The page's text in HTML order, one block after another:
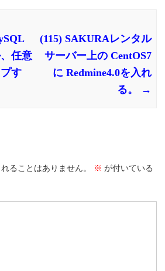
任意
す
(115) SAKURAレンタル
サーバー上の CentOS7
に Redmine4.0を入れ
る。
→
ることはありません。 ※ が付いている